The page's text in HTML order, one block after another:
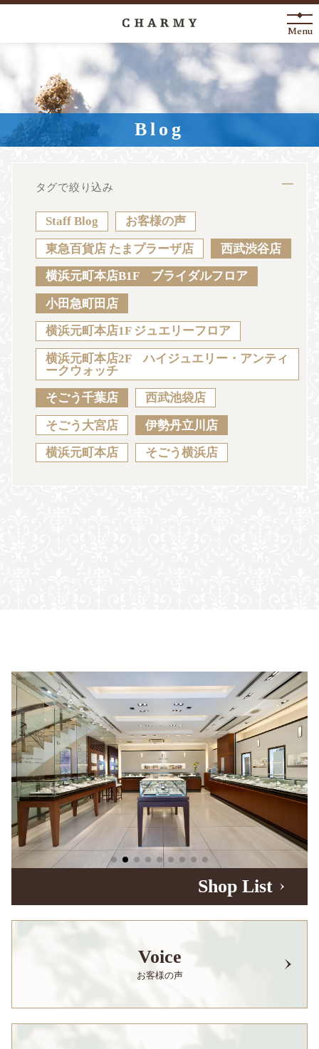
New Arrival
About
Engagement Ring
Anniversary
News Blog
Sustainability Voice Catalog
JA EN CH KO
Menu
Blog
タグで絞り込み
Staff Blog お客様の声
東急百貨店 たまプラーザ店 西武渋谷店
横浜元町本店B1F ブライダルフロア
小田急町田店
横浜元町本店1F ジュエリーフロア
横浜元町本店2F ハイジュエリー・アンティ
ークウォッチ
そごう千葉店 西武池袋店
そごう大宮店 伊勢丹立川店
横浜元町本店 そごう横浜店
Shop List
Voice
お客様の声